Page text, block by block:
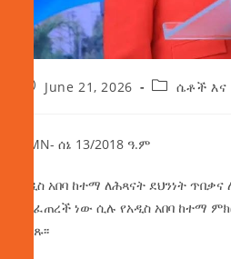
June 21, 2026 ሴቶች እና
AMN- ሰኔ 13/2018 ዓ.ም
አዲስ አበባ ከተማ ለሕጻናት ደህንነት
እየፈጠረች ነው ሲሉ የአዲስ አበባ ከተማ
ገለጹ፡፡